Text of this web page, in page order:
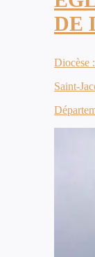
DE
Diocèse
Saint-